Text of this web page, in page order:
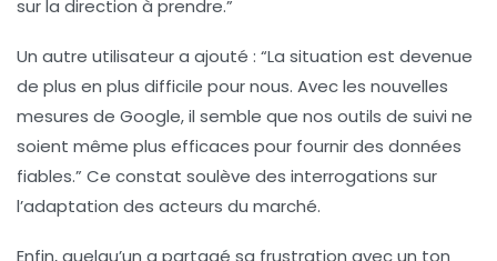
sur la direction à prendre.”
Un autre utilisateur a ajouté : “La situation est devenue
de plus en plus difficile pour nous. Avec les nouvelles
mesures de Google, il semble que nos outils de suivi ne
soient même plus efficaces pour fournir des données
fiables.” Ce constat soulève des interrogations sur
l’adaptation des acteurs du marché.
Enfin, quelqu’un a partagé sa frustration avec un ton